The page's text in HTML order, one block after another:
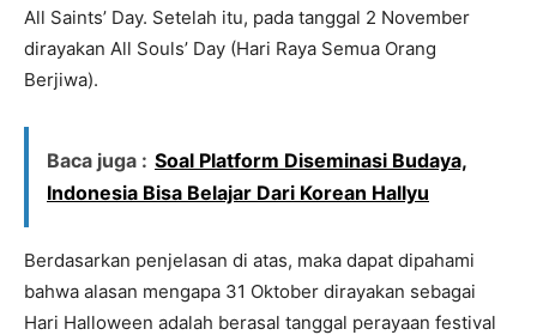
All Saints’ Day. Setelah itu, pada tanggal 2 November
dirayakan All Souls’ Day (Hari Raya Semua Orang
Berjiwa).
Baca juga : Soal Platform Diseminasi Budaya,
Indonesia Bisa Belajar Dari Korean Hallyu
Berdasarkan penjelasan di atas, maka dapat dipahami
bahwa alasan mengapa 31 Oktober dirayakan sebagai
Hari Halloween adalah berasal tanggal perayaan festival